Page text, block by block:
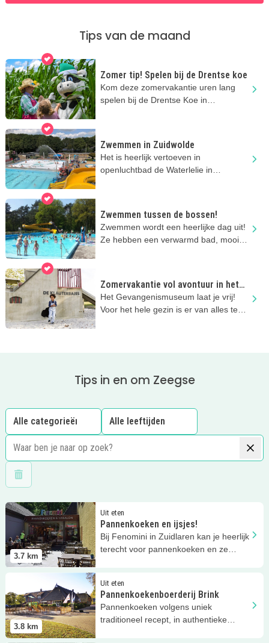
Tips van de maand
Zomer tip! Spelen bij de Drentse koe
Kom deze zomervakantie uren lang
spelen bij de Drentse Koe in
Zwemmen in Zuidwolde
Het is heerlijk vertoeven in
openluchtbad de Waterlelie in
Zwemmen tussen de bossen!
Zwemmen wordt een heerlijke dag uit!
Ze hebben een verwarmd bad, mooie
Zomervakantie vol avontuur in het
Gevangenismuseum
Het Gevangenismuseum laat je vrij!
Voor het hele gezin is er van alles te
Tips in en om Zeegse
Wis filters
3.7 km
Uit eten
Pannenkoeken en ijsjes!
Bij Fenomini in Zuidlaren kan je heerlijk
terecht voor pannenkoeken en ze
Lees meer Pannenkoeken en ijsjes!
3.8 km
Uit eten
Pannenkoekenboerderij Brink
Pannenkoeken volgens uniek
traditioneel recept, in authentieke
Pannenkoekenboerderij Brink